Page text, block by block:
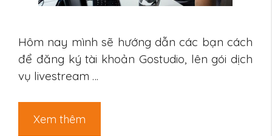
Hôm nay mình sẽ hướng dẫn các bạn cách
để đăng ký tài khoản Gostudio, lên gói dịch
vụ livestream …
Xem thêm